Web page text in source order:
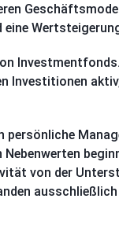
eine
Investitionen
persönliche
von der